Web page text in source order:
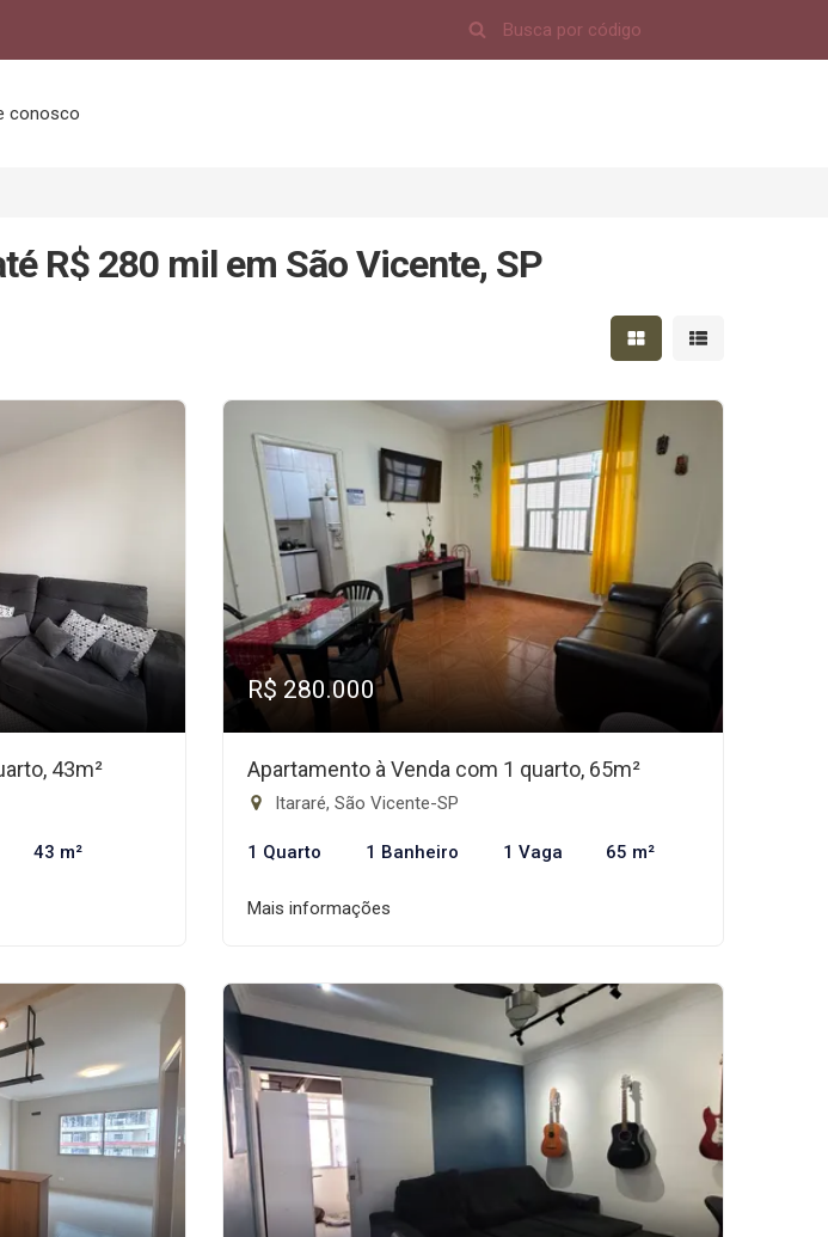
conosco
R$ 280 mil em São Vicente, SP
Mostrar resultados em
Mostrar
43m²
43 m²
R$ 280.000
Apartamento à Venda com 1 quarto, 65m²
Itararé, São Vicente-SP
1 Quarto 1 Banheiro 1 Vaga 65 m²
Mais informações